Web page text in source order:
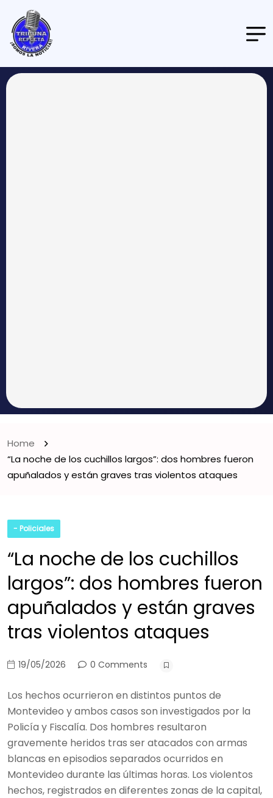
Home
“La noche de los cuchillos largos”: dos hombres fueron
apuñalados y están graves tras violentos ataques
- Policiales
“La noche de los cuchillos
largos”: dos hombres fueron
apuñalados y están graves
tras violentos ataques
19/05/2026 0 Comments
Los hechos ocurrieron en distintos puntos de
Montevideo y ambos casos son investigados por la
Policía y Fiscalía. Dos hombres resultaron
gravemente heridos tras ser atacados con armas
blancas en episodios separados ocurridos en
Montevideo durante las últimas horas. Los violentos
hechos, registrados en diferentes zonas de la capital,